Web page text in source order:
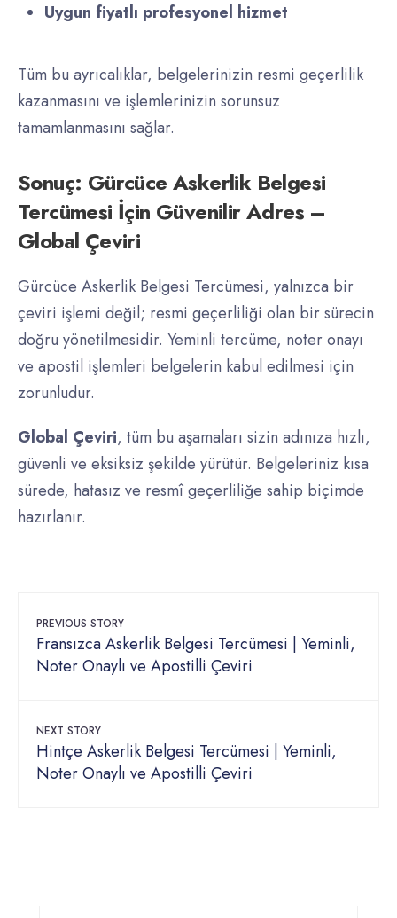
Uygun fiyatlı profesyonel hizmet
Tüm bu ayrıcalıklar, belgelerinizin resmi geçerlilik
kazanmasını ve işlemlerinizin sorunsuz
tamamlanmasını sağlar.
Sonuç: Gürcüce Askerlik Belgesi
Tercümesi İçin Güvenilir Adres –
Global Çeviri
Gürcüce Askerlik Belgesi Tercümesi, yalnızca bir
çeviri işlemi değil; resmi geçerliliği olan bir sürecin
doğru yönetilmesidir. Yeminli tercüme, noter onayı
ve apostil işlemleri belgelerin kabul edilmesi için
zorunludur.
Global Çeviri, tüm bu aşamaları sizin adınıza hızlı,
güvenli ve eksiksiz şekilde yürütür. Belgeleriniz kısa
sürede, hatasız ve resmî geçerliliğe sahip biçimde
hazırlanır.
PREVIOUS STORY
Fransızca Askerlik Belgesi Tercümesi | Yeminli,
Noter Onaylı ve Apostilli Çeviri
NEXT STORY
Hintçe Askerlik Belgesi Tercümesi | Yeminli,
Noter Onaylı ve Apostilli Çeviri